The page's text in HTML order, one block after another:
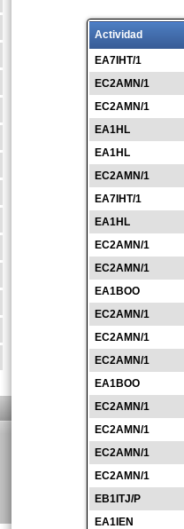
Actividad
EA7IHT/1
EC2AMN/1
EC2AMN/1
EA1HL
EA1HL
EC2AMN/1
EA7IHT/1
EA1HL
EC2AMN/1
EC2AMN/1
EA1BOO
EC2AMN/1
EC2AMN/1
EC2AMN/1
EA1BOO
EC2AMN/1
EC2AMN/1
EC2AMN/1
EC2AMN/1
EB1ITJ/P
EA1IEN